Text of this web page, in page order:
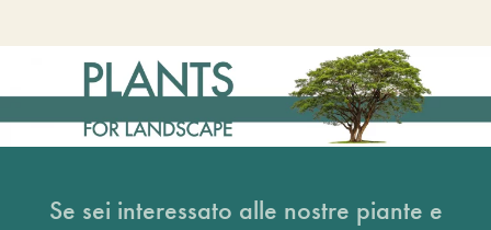
Se sei interessato alle nostre piante e